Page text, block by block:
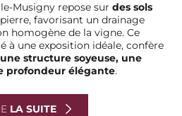
Musigny repose surdes sols
favorisant un drainage
homogène de la vigne. Ce
à une exposition idéale, confère
une structure soyeuse, une
profondeur élégante.
LA SUITE